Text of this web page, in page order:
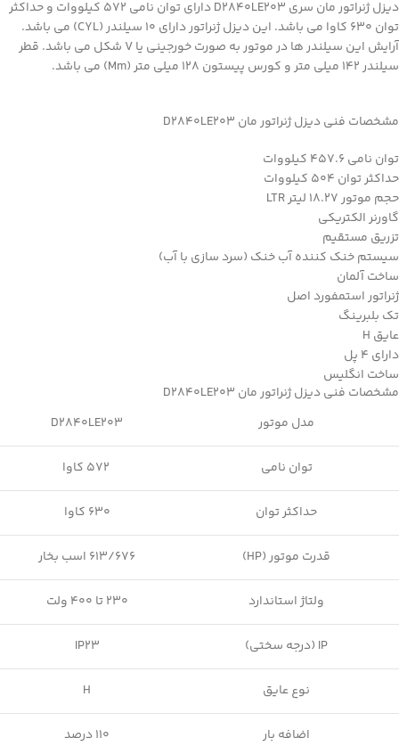
دیزل ژنراتور مان سری D2840LE203 دارای توان نامی 572 کیلووات و حداکثر
توان 630 کاوا می باشد. این دیزل ژنراتور دارای 10 سیلندر (CYL) می باشد.
آرایش این سیلندر ها در موتور به صورت خورجینی یا V شکل می باشد. قطر
سیلندر 142 میلی متر و کورس پیستون 128 میلی متر (Mm) می باشد.
مشخصات فنی دیزل ژنراتور مان D2840LE203
توان نامی 457.6 کیلووات
حداکثر توان 504 کیلووات
حجم موتور 18.27 لیتر LTR
گاورنر الکتریکی
تزریق مستقیم
سیستم خنک کننده آب خنک (سرد سازی با آب)
ساخت آلمان
ژنراتور استمفورد اصل
تک بلبرینگ
عایق H
دارای 4 پل
ساخت انگلیس
مشخصات فنی دیزل ژنراتور مان D2840LE203
مدل موتور
D2840LE203
توان نامی
حداکثر توان 630 کاوا
قدرت موتور (HP) 613/676 اسب بخار
ولتاژ استاندارد 230 تا 400 ولت
IP (درجه سختی) IP23
نوع عایق H
اضافه بار 110 درصد